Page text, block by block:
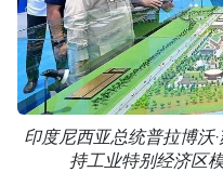
印度尼西亚总统普拉博沃
持工业特别经济区